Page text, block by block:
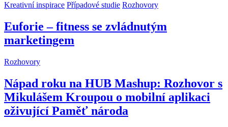
Kreativní inspirace Případové studie Rozhovory
Euforie – fitness se zvládnutým
marketingem
Rozhovory
Nápad roku na HUB Mashup: Rozhovor s
Mikulášem Kroupou o mobilní aplikaci
oživující Paměť národa